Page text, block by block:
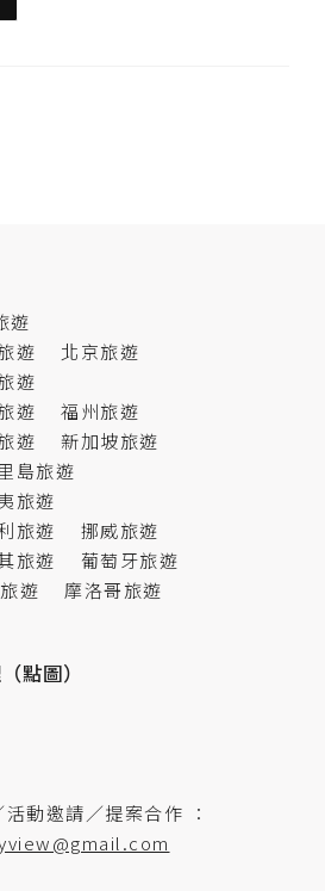
遊
遊
北京旅遊
遊
遊
福州旅遊
遊
新加坡旅遊
島旅遊
旅遊
旅遊
挪威旅遊
旅遊
葡萄牙旅遊
旅遊
摩洛哥旅遊
點圖）
動邀請／提案合作 ：